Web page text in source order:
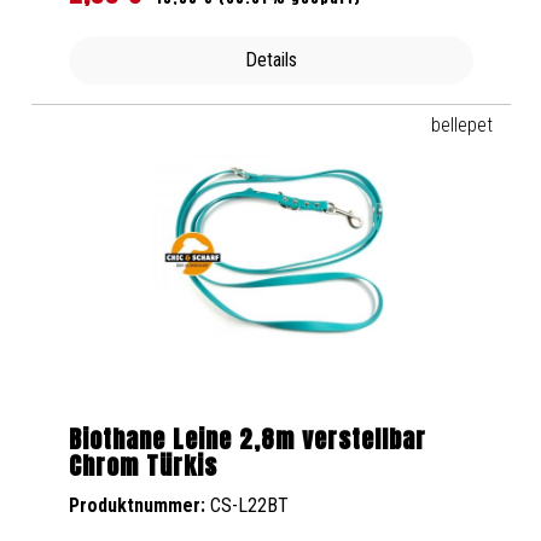
Details
Biothane Leine 2,8m verstellbar
Chrom Türkis
Produktnummer: CS-L22BT
bellepet